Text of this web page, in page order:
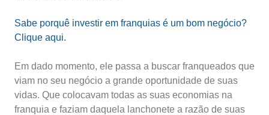
Sabe porquê investir em franquias é um bom negócio?
Clique aqui.
Em dado momento, ele passa a buscar franqueados que
viam no seu negócio a grande oportunidade de suas
vidas. Que colocavam todas as suas economias na
franquia e faziam daquela lanchonete a razão de suas